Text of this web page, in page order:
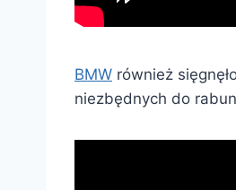
BMW również
niezbędnych do